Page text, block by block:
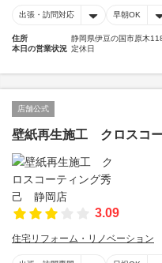
出張・訪問対応 早朝OK
住所
静岡県伊豆の国市原木
本日の営業状況 定休日
店舗公式
壁紙再生施工 クロスコ
3.09
住宅リフォーム・リノベーション